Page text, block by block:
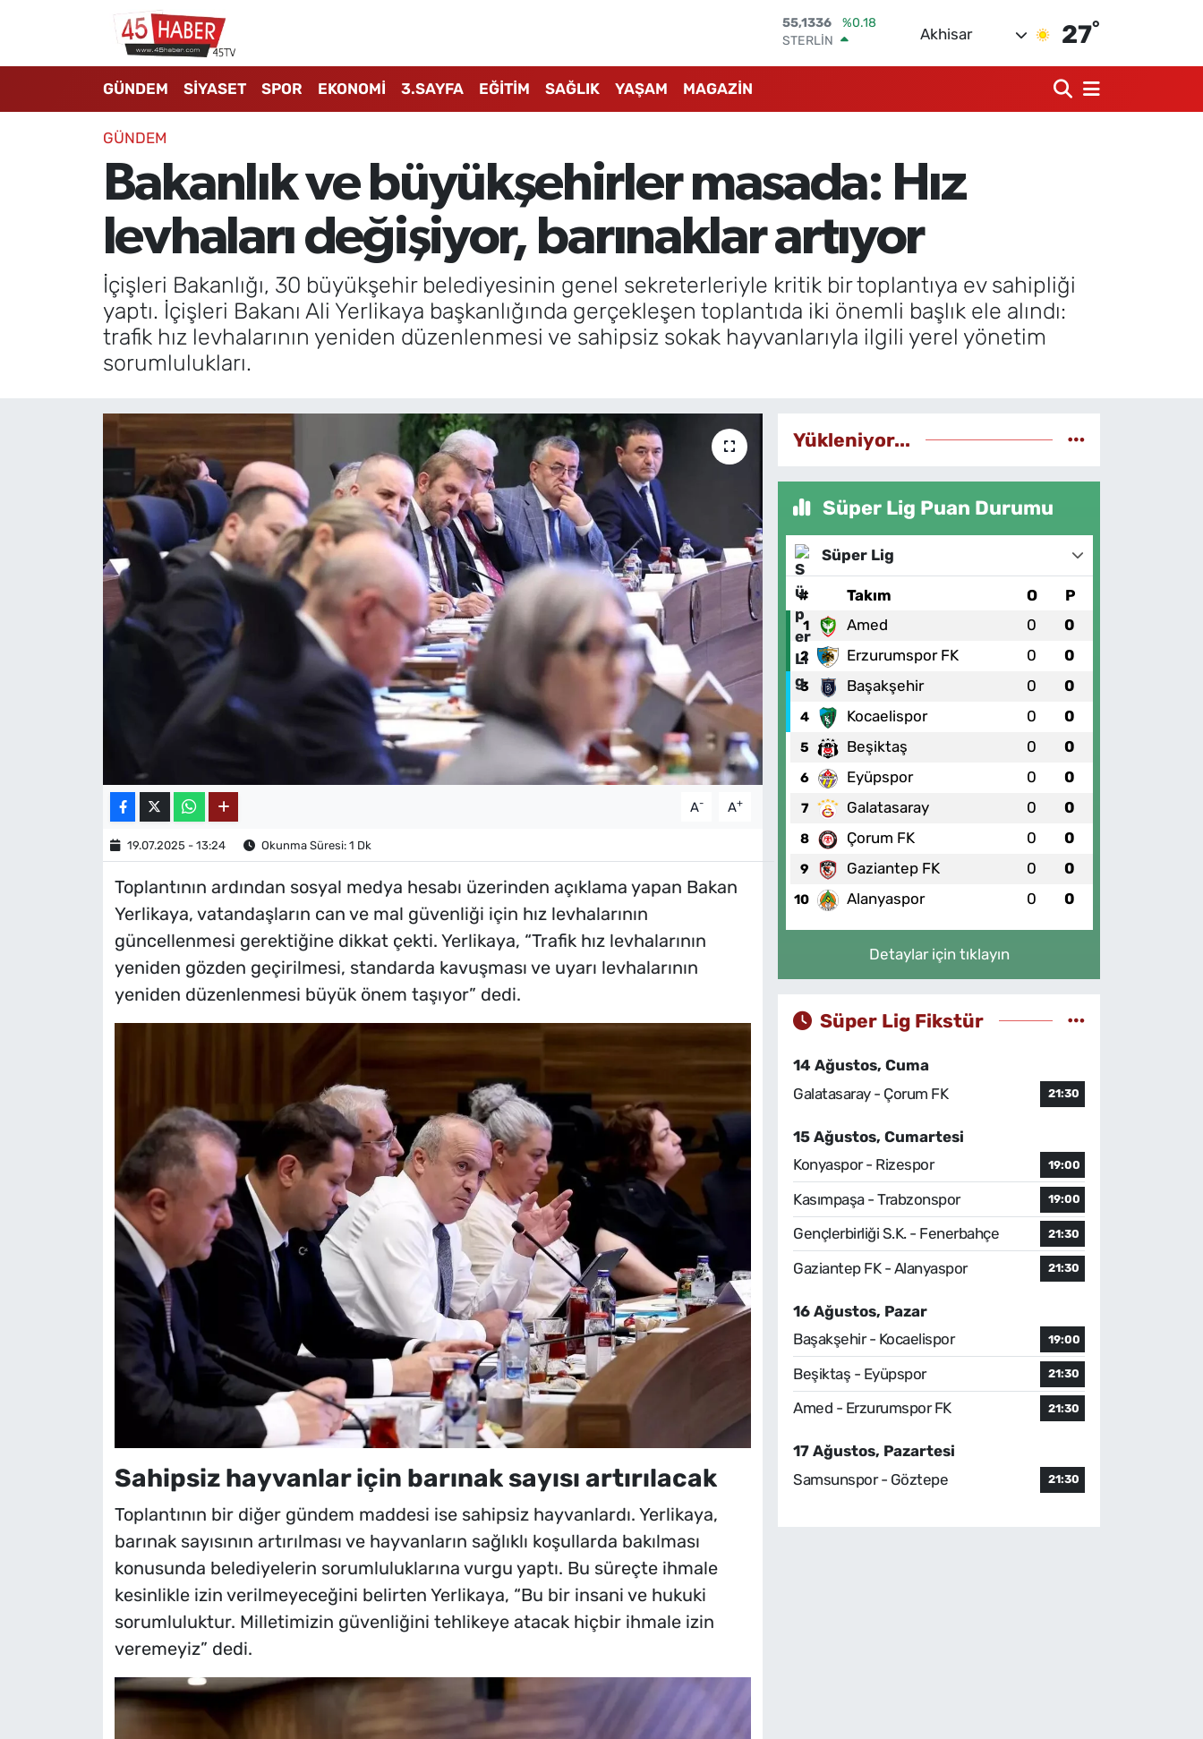
STERLİN
64,2534
%0.22
13.703
%0
47,5971
%0.05
EURO
55,1336
Akhisar 27°
GÜNDEM SİYASET SPOR EKONOMİ 3.SAYFA EĞİTİM SAĞLIK YAŞAM MAGAZİN
GÜNDEM
Bakanlık ve büyükşehirler masada: Hız
levhaları değişiyor, barınaklar artıyor
İçişleri Bakanlığı, 30 büyükşehir belediyesinin genel sekreterleriyle kritik bir toplantıya ev sahipliği
yaptı. İçişleri Bakanı Ali Yerlikaya başkanlığında gerçekleşen toplantıda iki önemli başlık ele alındı:
trafik hız levhalarının yeniden düzenlenmesi ve sahipsiz sokak hayvanlarıyla ilgili yerel yönetim
sorumlulukları.
A- A+
19.07.2025 - 13:24 Okunma Süresi: 1 Dk
Toplantının ardından sosyal medya hesabı üzerinden açıklama yapan Bakan
Yerlikaya, vatandaşların can ve mal güvenliği için hız levhalarının
güncellenmesi gerektiğine dikkat çekti. Yerlikaya, “Trafik hız levhalarının
yeniden gözden geçirilmesi, standarda kavuşması ve uyarı levhalarının
yeniden düzenlenmesi büyük önem taşıyor” dedi.
Sahipsiz hayvanlar için barınak sayısı artırılacak
Toplantının bir diğer gündem maddesi ise sahipsiz hayvanlardı. Yerlikaya,
barınak sayısının artırılması ve hayvanların sağlıklı koşullarda bakılması
konusunda belediyelerin sorumluluklarına vurgu yaptı. Bu süreçte ihmale
kesinlikle izin verilmeyeceğini belirten Yerlikaya, “Bu bir insani ve hukuki
sorumluluktur. Milletimizin güvenliğini tehlikeye atacak hiçbir ihmale izin
veremeyiz” dedi.
Yükleniyor...
Süper Lig Puan Durumu
Süper Lig
# Takım O P
1 Amed 0 0
2 Erzurumspor FK 0 0
3 Başakşehir 0 0
4 Kocaelispor 0 0
5 Beşiktaş 0 0
6 Eyüpspor 0 0
7 Galatasaray 0 0
8 Çorum FK 0 0
9 Gaziantep FK 0 0
10 Alanyaspor 0 0
Detaylar için tıklayın
Süper Lig Fikstür
14 Ağustos, Cuma
Galatasaray - Çorum FK
21:30
15 Ağustos, Cumartesi
Konyaspor - Rizespor
19:00
Kasımpaşa - Trabzonspor 19:00
Gençlerbirliği S.K. - Fenerbahçe 21:30
Gaziantep FK - Alanyaspor 21:30
16 Ağustos, Pazar
Başakşehir - Kocaelispor
19:00
Beşiktaş - Eyüpspor 21:30
Amed - Erzurumspor FK 21:30
17 Ağustos, Pazartesi
Samsunspor - Göztepe
21:30
GÜNDEM
SİYASET
EKONOMİ
3.SAYFA
EĞİTİM
SAĞLIK
Manisa Nöbetçi Eczaneler
Manisa Hava Durumu
Manisa Namaz Vakitleri
Manisa Trafik Yoğunluk Haritası
Süper Lig Puan Durumu ve Fikstür
Tüm Manşetler
Son Dakika Haberleri